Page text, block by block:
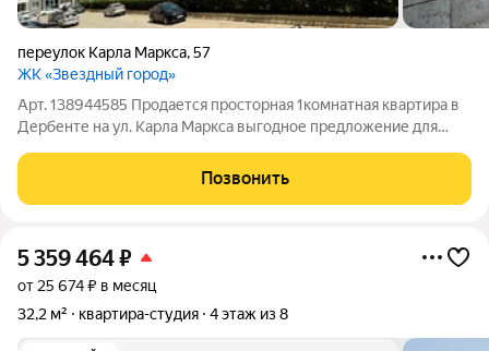
переулок Карла Маркса,57
ЖК «Звездный город»
Арт. 138944585 Продается просторная 1комнатная квартира в
Дербенте на ул. Карла Маркса выгодное предложение для
жилье по разумной цене. Квартира площадью 48 м
расположена на 11-м этаже
Позвонить
5 359 464₽
от 25 674 ₽ в месяц
32,2 м²
квартира-студия 4 этаж из 8